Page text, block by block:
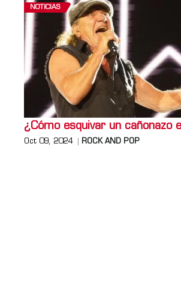
NOTICIAS
¿Cómo esquivar un cañonazo
Oct 09, 2024 ROCK AND POP